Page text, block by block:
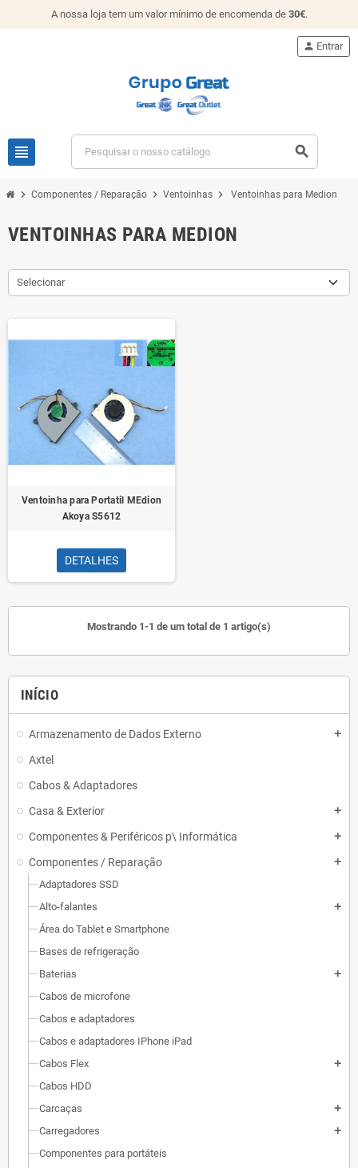
A nossa loja tem um valor mínimo de encomenda de 30€.
view_headline search
person Entrar
chevron_right Componentes / Reparação chevron_right Ventoinhas chevron_right Ventoinhas para Medion
INÍCIO
Armazenamento de Dados Externo add
Axtel
Cabos & Adaptadores
Casa & Exterior
add
Componentes & Periféricos p\ Informática add
Componentes / Reparação add
Adaptadores SSD
Alto-falantes
add
Área do Tablet e Smartphone
Bases de refrigeração
Baterias
add
Cabos de microfone
Cabos e adaptadores
Cabos e adaptadores IPhone iPad
Cabos Flex
add
Cabos HDD
Carcaças
add
Carregadores add
Componentes para portáteis
VENTOINHAS PARA MEDION
Selecionar
Ventoinha para Portatil MEdion
Akoya S5612
DETALHES
Mostrando 1-1 de um total de 1 artigo(s)